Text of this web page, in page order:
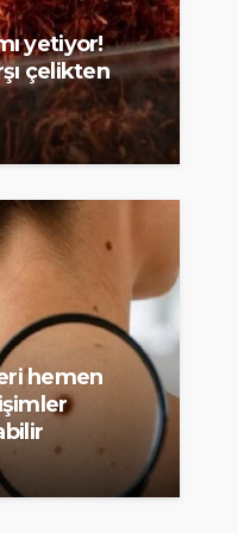
yetiyor!
çelikten
hemen
toplatma kararı
önce